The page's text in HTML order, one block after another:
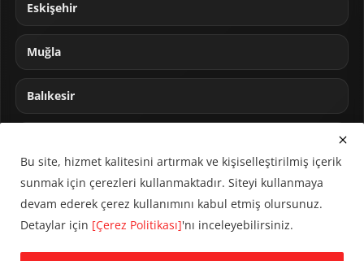
Eskişehir
Muğla
Balıkesir
© 2024 CUMHA (Cumhur Haber Ajansı) Tüm hakları saklıdır.
Bu site, hizmet kalitesini artırmak ve kişiselleştirilmiş içerik
sunmak için çerezleri kullanmaktadır. Siteyi kullanmaya
devam ederek çerez kullanımını kabul etmiş olursunuz.
Detaylar için [Çerez Politikası]'nı inceleyebilirsiniz.